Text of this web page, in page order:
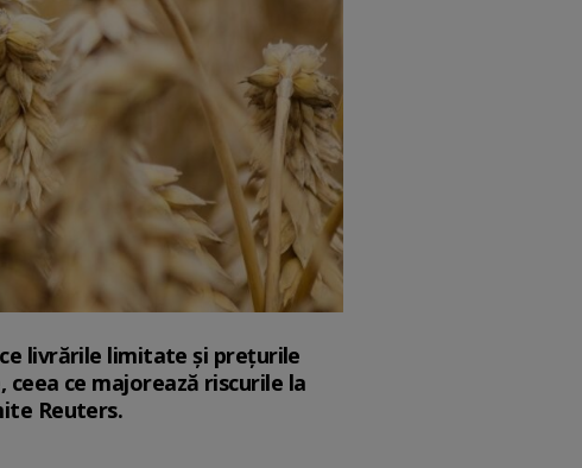
livrările limitate şi preţurile
ce majorează riscurile la
Reuters.